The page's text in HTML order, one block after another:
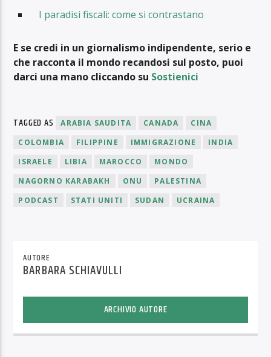
I paradisi fiscali: come si contrastano
E se credi in un giornalismo indipendente, serio e
che racconta il mondo recandosi sul posto, puoi
darci una mano cliccando su Sostienici
TAGGED AS ARABIA SAUDITA CANADA
CINA
COLOMBIA
FILIPPINE IMMIGRAZIONE
INDIA
ISRAELE
LIBIA MAROCCO
MONDO
NAGORNO KARABAKH
ONU
PALESTINA
PODCAST
STATI UNITI SUDAN UCRAINA
AUTORE
BARBARA SCHIAVULLI
ARCHIVIO AUTORE